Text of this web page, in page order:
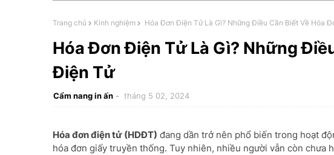
Trang chủ Kinh nghiệm Hóa Đơn Điện Tử Là Gì? Những Điều Cần Biết Về Hóa
Hóa Đơn Điện Tử Là Gì? Những
Điện Tử
Cẩm nang in ấn tháng 5 02, 2024
Hóa đơn điện tử (HDĐT) đang dần trở nên phổ biến trong hoạt
hóa đơn giấy truyền thống. Tuy nhiên, nhiều người vẫn còn chưa